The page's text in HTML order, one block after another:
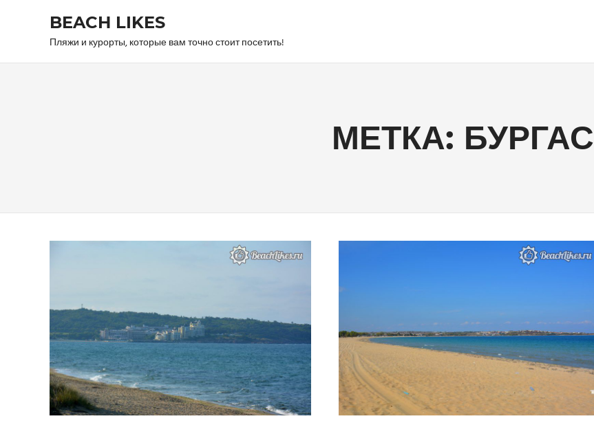
BEACH LIKES
Пляжи и курорты, которые вам точно стоит посетить!
МЕТКА: БУРГАС